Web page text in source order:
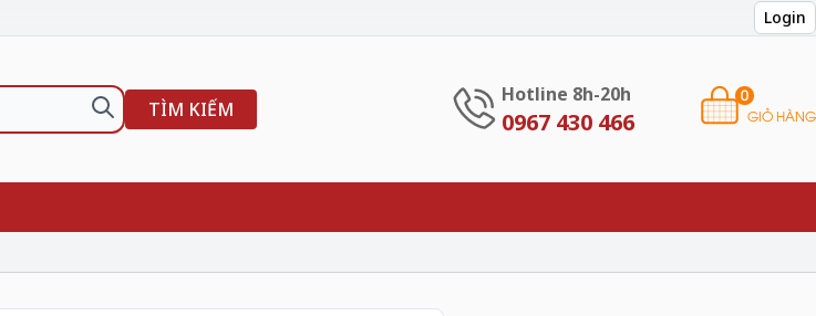
Login
TÌM KIẾM
Hotline 8h-20h
0967 430 466 GIỎ HÀNG
0